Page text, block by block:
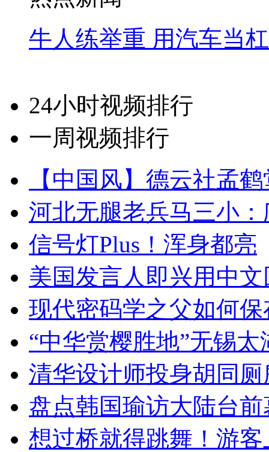
牛人练举重 用汽车当
24小时视频排行
一周视频排行
【中国风】德云社孟
河北无腿老兵马三小
信号灯Plus！浑身都亮
美国发言人即兴用中
现代密码学之父如何
“中华赏樱胜地”无锡
清华设计师投身胡同
盘点韩国瑜访大陆台
想过桥就得跳舞！游客